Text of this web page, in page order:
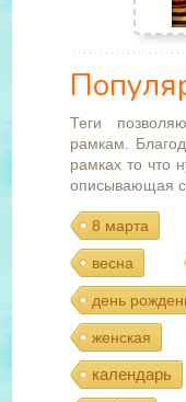
Теги
рамкам.
рамках то что
описывающая
8 марта
весна
день
женская
календарь